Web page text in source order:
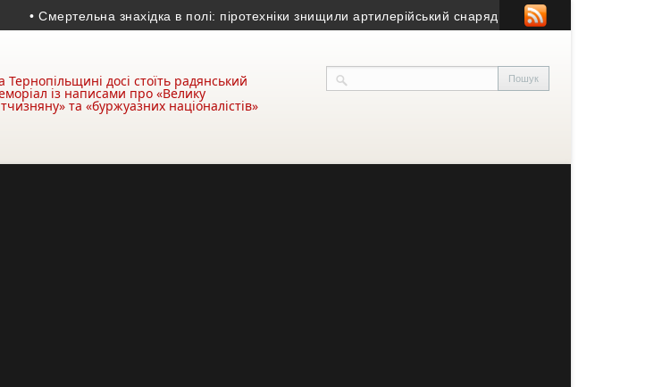
знахідка в полі: піротехніки знищили артилерійський снаряд на Бучаччині • Як купити
Тернопільщині досі стоїть радянський
із написами про «Велику
та «буржуазних націоналістів»